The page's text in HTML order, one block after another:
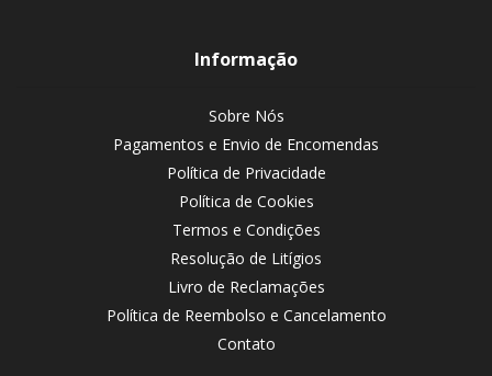
Informação
Sobre Nós
Pagamentos e Envio de Encomendas
Política de Privacidade
Política de Cookies
Termos e Condições
Resolução de Litígios
Livro de Reclamações
Política de Reembolso e Cancelamento
Contato